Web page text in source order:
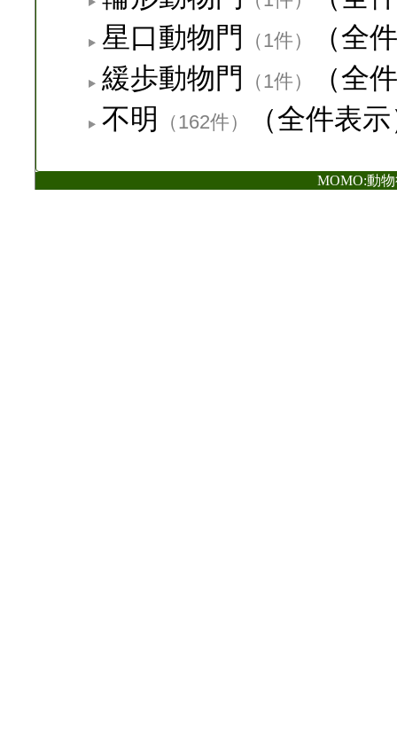
星口動物門
（1件）
（全
緩歩動物門
（1件）
（全
不明
（162件） （全件表
MOMO:動